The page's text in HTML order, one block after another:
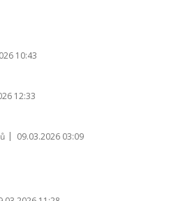
10:43
12:33
09.03.2026 03:09